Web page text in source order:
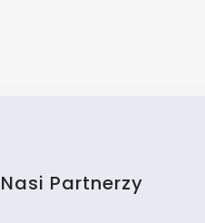
Nasi Partnerzy